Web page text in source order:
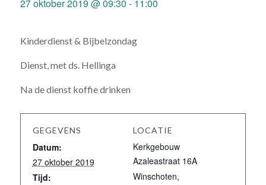
27 oktober 2019 @ 09:30 - 11:00
Kinderdienst & Bijbelzondag
Dienst, met ds. Hellinga
Na de dienst koffie drinken
GEGEVENS
Datum:
27 oktober 2019
Tijd:
LOCATIE
Kerkgebouw
Azaleastraat 16A
Winschoten,